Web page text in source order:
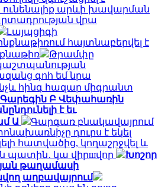
ունենալիք արևի խավարման
վրա
Լայպցիգի
հայտնաբերվել է
Թրամփը
գոհ եմ նրա
հինգ հազար միգրանտ
Գարեգին Բ Վեփահառին
է եւ
Ա
Գարգառ բնակավայրում
դուրս է եկել
հատվածից, կողաշրջվել և
պատին․ կա վիրшվոր
Խոշոր
թաղամասի
աղբավայրում